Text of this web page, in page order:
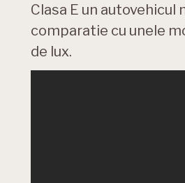
Clasa E un autovehicul
comparatie cu unele
de lux.